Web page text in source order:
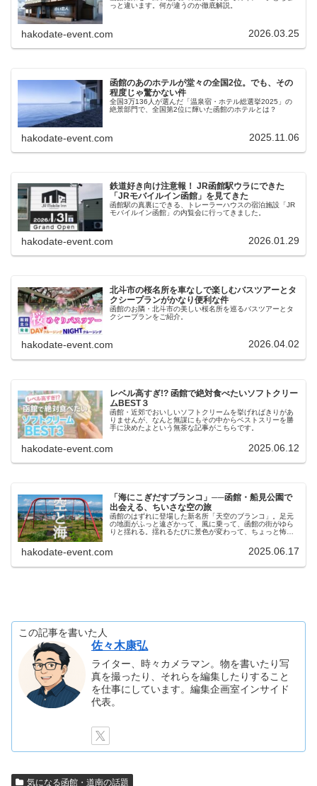
っと違います。何が違うのか徹底解説。
hakodate-event.com 2026.03.25
函館のあのホテルが堂々の全国2位。でも、その
程度じゃ驚かない件
全国3万136人が選んだ「温泉宿・ホテル総選挙2025」の
絶景部門で、全国第2位に輝いた函館のホテルとは？
hakodate-event.com 2025.11.06
鉄道好き向け注意報！ JR函館駅ウラにできた
「JRモバイルイン函館」を見てきた
函館駅の真裏にできる、トレーラーハウスの宿泊施設「JR
モバイルイン函館」の内覧会に行ってきました。
hakodate-event.com 2026.01.29
北斗市の桜名所を車なしで楽しむバスツアーとタ
クシープランがかなり便利な件
函館のお隣・北斗市の美しい桜名所を巡るバスツアーとタ
クシープランをご紹介。
hakodate-event.com 2026.04.02
レベル高すぎ!? 函館で絶対食べたいソフトクリー
ムBEST３
函館・近郊でおいしいソフトクリームを挙げればきりがあ
りませんが、なんと無謀にもその中からベストスリーを勝
手に決めたよという無茶な記事がこちらです。
hakodate-event.com 2025.06.12
「海にこぎだすブランコ」──函館・船見公園で
出会える、ちいさな空の旅
函館のはずれに登場した新名所「天空のブランコ」。足元
の地面がふっと遠ざかって、風に乗って、函館の街がゆら
りと揺れる。揺れるたびに景色が変わって、ちょっと怖い
hakodate-event.com 2025.06.17
この記事を書いた人
佐々木康弘
ライター、時々カメラマン。物を書いたり写
真を撮ったり、それらを編集したりすること
を仕事にしています。編集企画室インサイド
代表。
気になる函館・道南の話題